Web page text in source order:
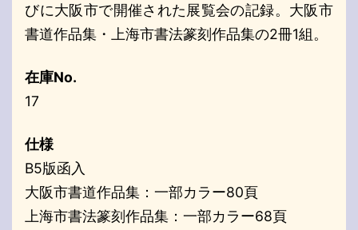
びに大阪市で開催された展覧会の記録。大阪市
書道作品集・上海市書法篆刻作品集の2冊1組。
在庫No.
17
仕様
B5版函入
大阪市書道作品集：一部カラー80頁
上海市書法篆刻作品集：一部カラー68頁